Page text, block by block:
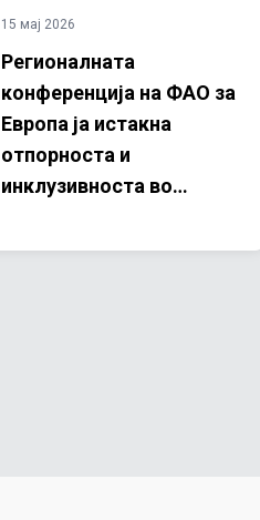
15 мај 2026
Регионалната
конференција на ФАО за
Европа ја истакна
отпорноста и
инклузивноста во
економски и